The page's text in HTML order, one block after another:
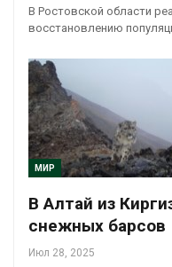
В Ростовской области
восстановлению
МИР
В Алтай из
снежных барсов
Июл 28, 2025